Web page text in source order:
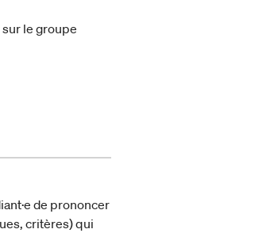
le groupe
de prononcer
critères) qui